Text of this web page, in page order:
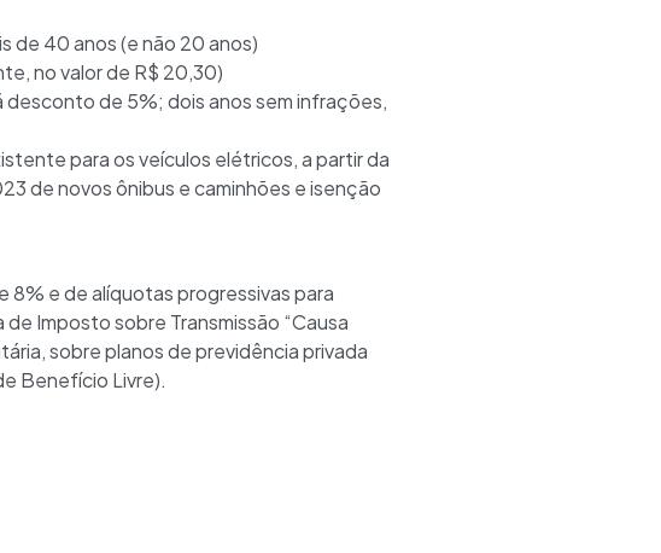
de 40 anos (e não 20 anos)
no valor de R$ 20,30)
de 5%; dois anos sem infrações,
para os veículos elétricos, a partir da
de novos ônibus e caminhões e isenção
8% e de alíquotas progressivas para
Imposto sobre Transmissão “Causa
sobre planos de previdência privada
Benefício Livre).